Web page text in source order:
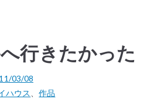
行きたかった
03/08
ハウス 、作品